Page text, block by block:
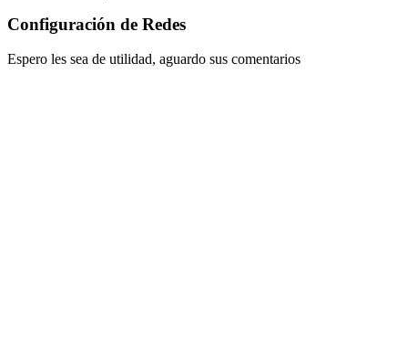
Configuración de Redes
Espero les sea de utilidad, aguardo sus comentarios